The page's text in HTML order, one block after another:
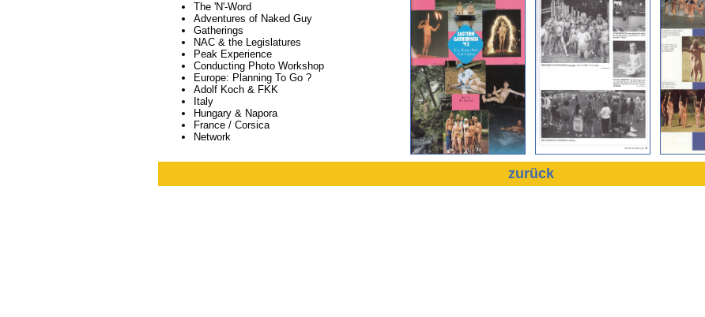
The 'N'-Word
Adventures of Naked Guy
Gatherings
NAC & the Legislatures
Peak Experience
Conducting Photo Workshop
Europe: Planning To Go ?
Adolf Koch & FKK
Italy
Hungary & Napora
France / Corsica
Network
zurück